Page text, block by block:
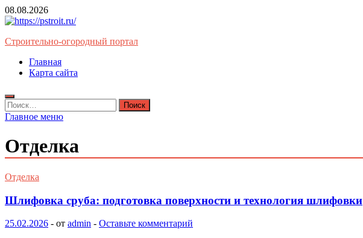
Перейти
к
08.08.2026
Строительно-огородный портал
Главная
Карта сайта
Найти:
Главное меню
Отделка
Отделка
Шлифовка сруба: подготовка поверхности и технология шлифовки
25.02.2026 - от admin - Оставьте комментарий